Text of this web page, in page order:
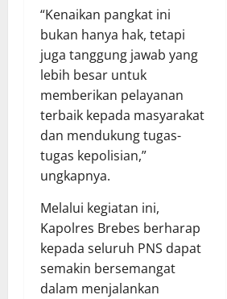
“Kenaikan pangkat ini
bukan hanya hak, tetapi
juga tanggung jawab yang
lebih besar untuk
memberikan pelayanan
terbaik kepada masyarakat
dan mendukung tugas-
tugas kepolisian,”
ungkapnya.
Melalui kegiatan ini,
Kapolres Brebes berharap
kepada seluruh PNS dapat
semakin bersemangat
dalam menjalankan